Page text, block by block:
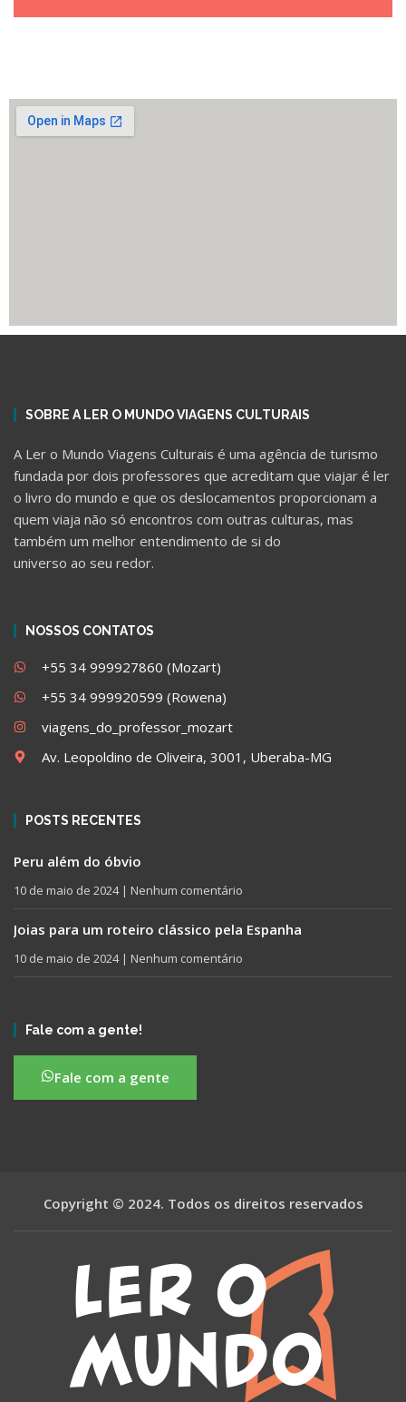
SOBRE A LER O MUNDO VIAGENS CULTURAIS
A Ler o Mundo Viagens Culturais é uma agência de turismo
fundada por dois professores que acreditam que viajar é ler
o livro do mundo e que os deslocamentos proporcionam a
quem viaja não só encontros com outras culturas, mas
também um melhor entendimento de si do
universo ao seu redor.
NOSSOS CONTATOS
+55 34 999927860 (Mozart)
+55 34 999920599 (Rowena)
viagens_do_professor_mozart
Av. Leopoldino de Oliveira, 3001, Uberaba-MG
POSTS RECENTES
Peru além do óbvio
10 de maio de 2024 Nenhum comentário
Joias para um roteiro clássico pela Espanha
10 de maio de 2024 Nenhum comentário
Fale com a gente!
Fale com a gente
Copyright © 2024. Todos os direitos reservados